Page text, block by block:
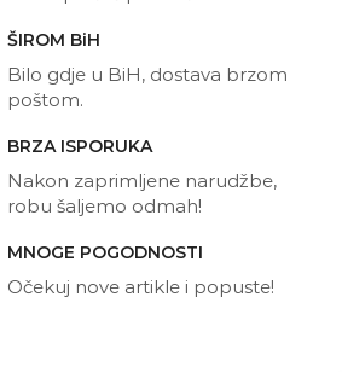
ŠIROM BiH
Bilo gdje u BiH, dostava brzom
poštom.
BRZA ISPORUKA
Nakon zaprimljene narudžbe,
robu šaljemo odmah!
MNOGE POGODNOSTI
Očekuj nove artikle i popuste!